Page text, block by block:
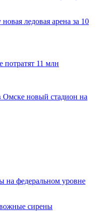
ледовая арена за 10
11 млн
Омске новый стадион на
на федеральном уровне
сирены